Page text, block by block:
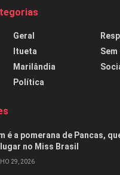
Geral
Itueta
Marilândia
Política
é a pomerana de Pancas,
lugar no Miss Brasil
29, 2026